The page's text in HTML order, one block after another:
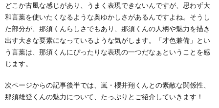
どこか古風な感じがあり、うまく表現できないんですが、思わず大
和言葉を使いたくなるような奥ゆかしさがあるんですよね。そうし
た部分が、那須くんらしさでもあり、那須くんの人柄や魅力を描き
出す大きな要素になっているような気がします。「才色兼備」とい
う言葉は、那須くんにぴったりな表現の一つだなぁということを感
じます。
次ページからの記事後半では、嵐・櫻井翔くんとの素敵な関係性、
那須雄登くんの魅力について、たっぷりとご紹介していきます！